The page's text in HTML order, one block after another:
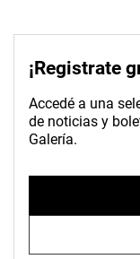
¡Registrate
Accedé a una
de noticias y
Galería.